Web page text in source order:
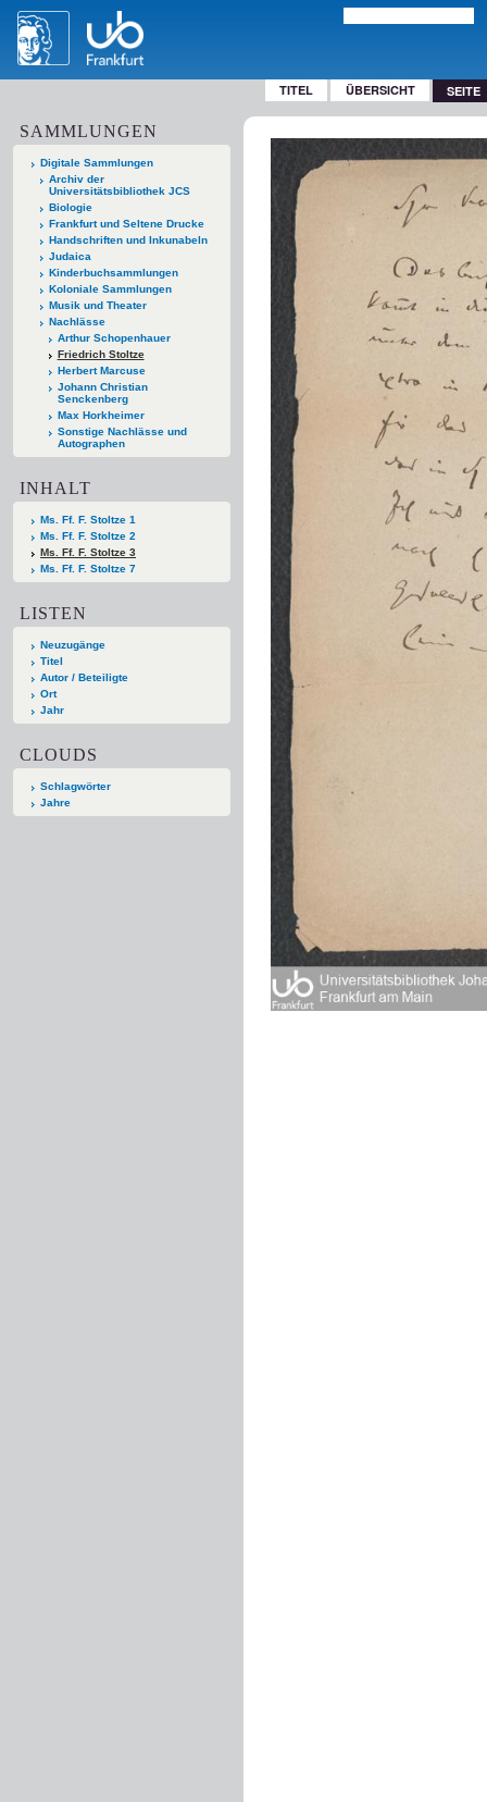
TITEL ÜBERSICHT SEITE
SAMMLUNGEN
Digitale Sammlungen
Archiv der
Universitätsbibliothek JCS
Biologie
Frankfurt und Seltene Drucke
Handschriften und Inkunabeln
Judaica
Kinderbuchsammlungen
Koloniale Sammlungen
Musik und Theater
Nachlässe
Arthur Schopenhauer
Friedrich Stoltze
Herbert Marcuse
Johann Christian
Senckenberg
Max Horkheimer
Sonstige Nachlässe und
Autographen
INHALT
Ms. Ff. F. Stoltze 1
Ms. Ff. F. Stoltze 2
Ms. Ff. F. Stoltze 3
Ms. Ff. F. Stoltze 7
LISTEN
Neuzugänge
Titel
Autor / Beteiligte
Ort
Jahr
CLOUDS
Schlagwörter
Jahre